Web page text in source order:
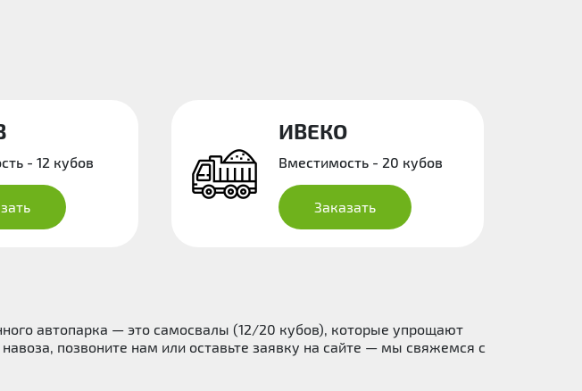
- 12 кубов
ИВЕКО
Вместимость - 20 кубов
Заказать
автопарка — это самосвалы (12/20 кубов), которые упрощают
позвоните нам или оставьте заявку на сайте — мы свяжемся с